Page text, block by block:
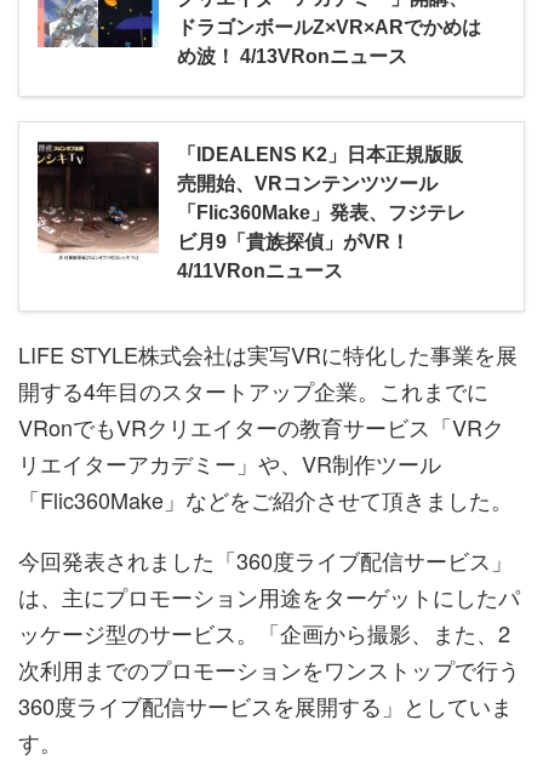
ドラゴンボールZ×VR×ARでかめは
め波！ 4/13VRonニュース
「IDEALENS K2」日本正規版販
売開始、VRコンテンツツール
「Flic360Make」発表、フジテレ
ビ月9「貴族探偵」がVR！
4/11VRonニュース
LIFE STYLE株式会社は実写VRに特化した事業を展
開する4年目のスタートアップ企業。これまでに
VRonでもVRクリエイターの教育サービス「VRク
リエイターアカデミー」や、VR制作ツール
「Flic360Make」などをご紹介させて頂きました。
今回発表されました「360度ライブ配信サービス」
は、主にプロモーション用途をターゲットにしたパ
ッケージ型のサービス。「企画から撮影、また、2
次利用までのプロモーションをワンストップで行う
360度ライブ配信サービスを展開する」としていま
す。